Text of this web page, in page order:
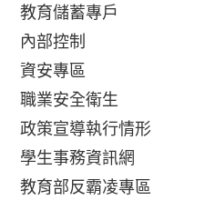
教育儲蓄專戶
內部控制
資安專區
職業安全衛生
政策宣導執行情形
學生事務資訊網
教育部反霸凌專區